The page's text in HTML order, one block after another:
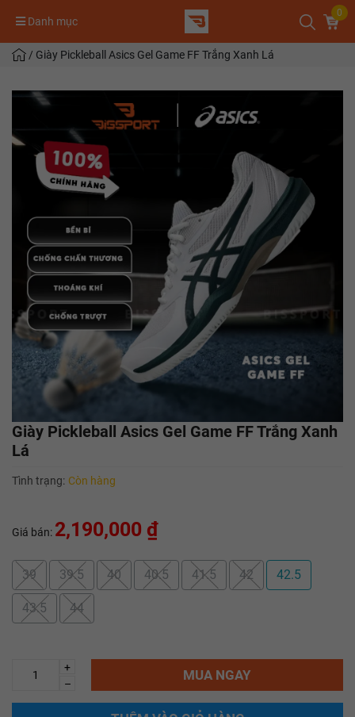
Danh mục
0
/ Giày Pickleball Asics Gel Game FF Trắng Xanh Lá
Giày Pickleball Asics Gel Game FF Trắng Xanh
Lá
Tình trạng: Còn hàng
Giá bán: 2,190,000 ₫
39 39.5 40 40.5 41.5 42 42.5
43.5 44
+
–
MUA NGAY